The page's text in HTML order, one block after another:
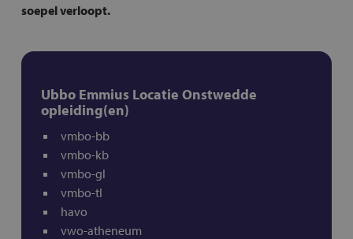
soepel verloopt.
Ubbo Emmius Locatie Onstwedde
opleiding(en)
vmbo-bb
vmbo-kb
vmbo-gl
vmbo-tl
havo
vwo-atheneum